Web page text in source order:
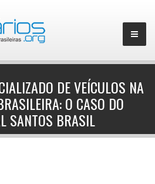
DE VEÍCULOS NA
O CASO DO
SANTOS BRASIL